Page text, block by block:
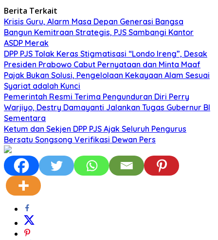
Berita Terkait
Krisis Guru, Alarm Masa Depan Generasi Bangsa
Bangun Kemitraan Strategis, PJS Sambangi Kantor
ASDP Merak
DPP PJS Tolak Keras Stigmatisasi “Londo Ireng”, Desak
Presiden Prabowo Cabut Pernyataan dan Minta Maaf
Pajak Bukan Solusi, Pengelolaan Kekayaan Alam Sesuai
Syariat adalah Kunci
Pemerintah Resmi Terima Pengunduran Diri Perry
Warjiyo, Destry Damayanti Jalankan Tugas Gubernur BI
Sementara
Ketum dan Sekjen DPP PJS Ajak Seluruh Pengurus
Bersatu Songsong Verifikasi Dewan Pers